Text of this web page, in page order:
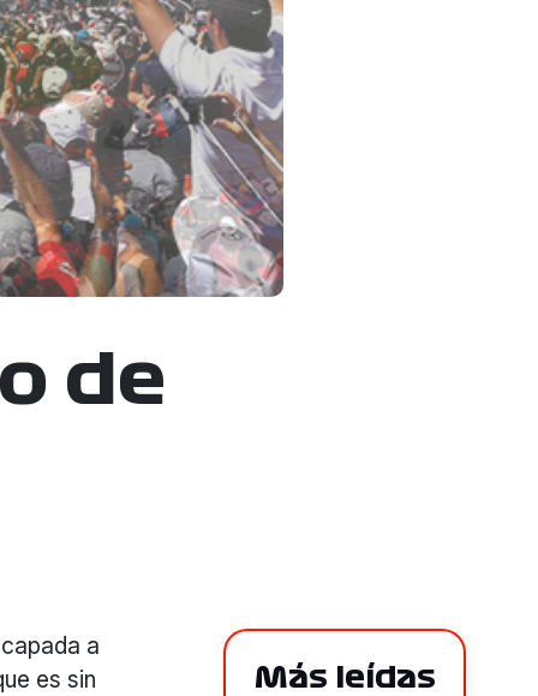
de
a
es sin
Más leídas